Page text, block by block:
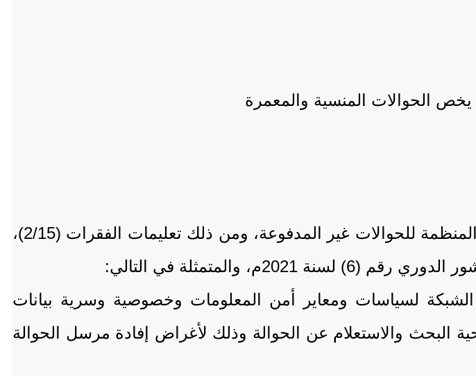
يخص الحوالات المنسية والمعمرة
وفقاً لتعليمات البنك المركزي، ننوه إلى وجوب الالتزام بالتعليمات المنظمة للحوالات غير المدفوعة، ومن ذلك تعليمات الفقرات (2/15)،
لسياسات ومعاير أمن المعلومات وخصوصية وسرية بيانات
البحث والاستعلام عن الحوالة وذلك لأغراض إفادة مرسل الحوالة